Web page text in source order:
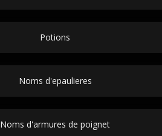
Potions
Noms d'epaulieres
Noms d'armures de poignet